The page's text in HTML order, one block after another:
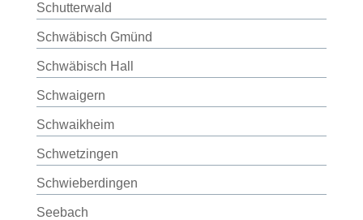
Schutterwald
Schwäbisch Gmünd
Schwäbisch Hall
Schwaigern
Schwaikheim
Schwetzingen
Schwieberdingen
Seebach